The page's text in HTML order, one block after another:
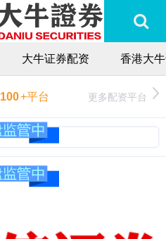
大牛证券配资 香港大
100+平台 更多配资平台